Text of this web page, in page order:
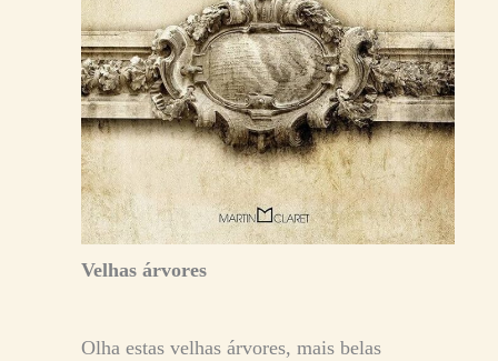
Velhas árvores
Olha estas velhas árvores, mais belas